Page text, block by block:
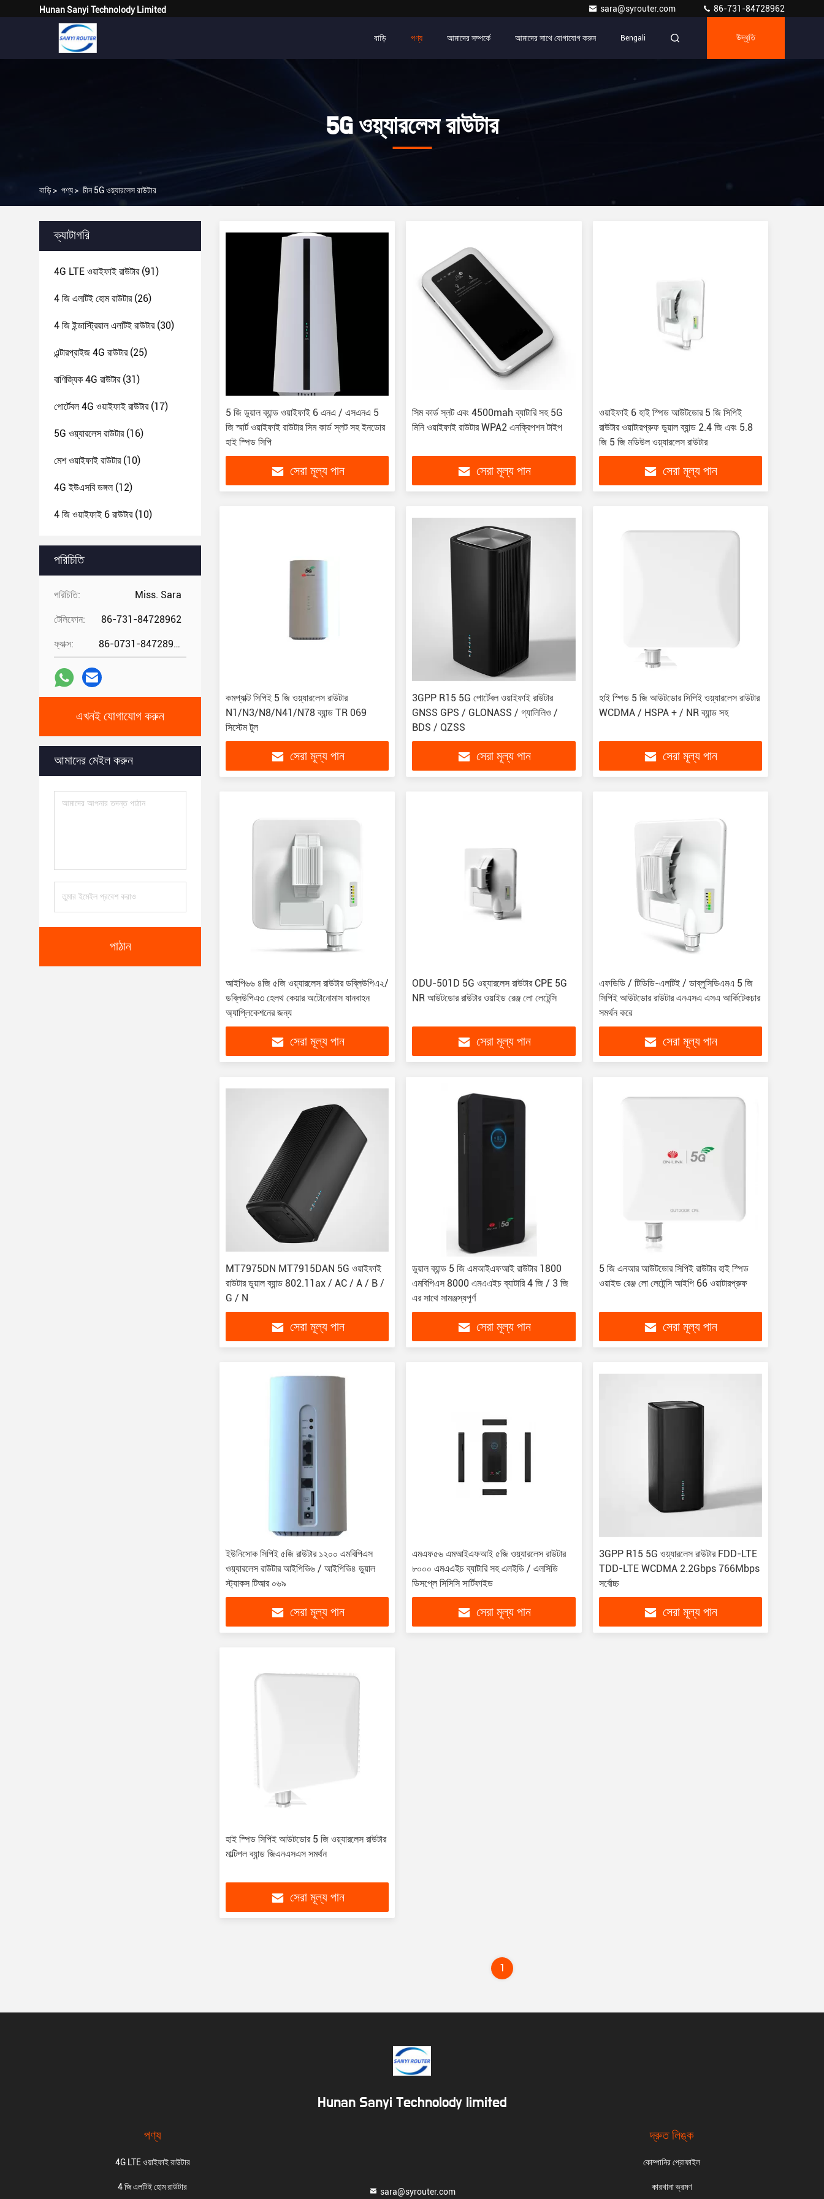
Hunan Sanyi Technolody Limited sara@syrouter.com 86-731-84728962
বাড়ি পণ্য আমাদের সম্পর্কে আমাদের সাথে যোগাযোগ করুন Bengali উদ্ধৃতি
5G ওয়্যারলেস রাউটার
বাড়ি> পণ্য> চীন 5G ওয়্যারলেস রাউটার
ক্যাটাগরি
4G LTE ওয়াইফাই রাউটার(91)
4 জি এলটিই হোম রাউটার(26)
4 জি ইন্ডাস্ট্রিয়াল এলটিই রাউটার(30)
এন্টারপ্রাইজ 4G রাউটার(25)
বাণিজ্যিক 4G রাউটার(31)
পোর্টেবল 4G ওয়াইফাই রাউটার(17)
5G ওয়্যারলেস রাউটার(16)
মেশ ওয়াইফাই রাউটার(10)
4G ইউএসবি ডঙ্গল(12)
4 জি ওয়াইফাই 6 রাউটার(10)
পরিচিতি
পরিচিতি: Miss. Sara
টেলিফোন: 86-731-84728962
ফ্যাক্স: 86-0731-84728962
এখনই যোগাযোগ করুন
আমাদের মেইল ​​করুন
পাঠান
5 জি ডুয়াল ব্যান্ড ওয়াইফাই 6 এনএ / এসএনএ 5
জি স্মার্ট ওয়াইফাই রাউটার সিম কার্ড স্লট সহ ইনডোর
হাই স্পিড সিপি
সেরা মূল্য পান
সিম কার্ড স্লট এবং 4500mah ব্যাটারি সহ 5G
মিনি ওয়াইফাই রাউটার WPA2 এনক্রিপশন টাইপ
সেরা মূল্য পান
ওয়াইফাই 6 হাই স্পিড আউটডোর 5 জি সিপিই
রাউটার ওয়াটারপ্রুফ ডুয়াল ব্যান্ড 2.4 জি এবং 5.8
জি 5 জি মডিউল ওয়্যারলেস রাউটার
সেরা মূল্য পান
কমপ্যাক্ট সিপিই 5 জি ওয়্যারলেস রাউটার
N1/N3/N8/N41/N78 ব্যান্ড TR 069
সিস্টেম টুল
সেরা মূল্য পান
3GPP R15 5G পোর্টেবল ওয়াইফাই রাউটার
GNSS GPS / GLONASS / গ্যালিলিও /
BDS / QZSS
সেরা মূল্য পান
হাই স্পিড 5 জি আউটডোর সিপিই ওয়্যারলেস রাউটার
WCDMA / HSPA + / NR ব্যান্ড সহ
সেরা মূল্য পান
আইপি৬৬ ৪জি ৫জি ওয়্যারলেস রাউটার ডব্লিউপিএ২/
ডব্লিউপিএ৩ হেলথ কেয়ার অটোনোমাস যানবাহন
অ্যাপ্লিকেশনের জন্য
সেরা মূল্য পান
ODU-501D 5G ওয়্যারলেস রাউটার CPE 5G
NR আউটডোর রাউটার ওয়াইড রেঞ্জ লো লেটেন্সি
সেরা মূল্য পান
এফডিডি / টিডিডি-এলটিই / ডাব্লুসিডিএমএ 5 জি
সিপিই আউটডোর রাউটার এনএসএ এসএ আর্কিটেকচার
সমর্থন করে
সেরা মূল্য পান
MT7975DN MT7915DAN 5G ওয়াইফাই
রাউটার ডুয়াল ব্যান্ড 802.11ax / AC / A / B /
G / N
সেরা মূল্য পান
ডুয়াল ব্যান্ড 5 জি এমআইএফআই রাউটার 1800
এমবিপিএস 8000 এমএএইচ ব্যাটারি 4 জি / 3 জি
এর সাথে সামঞ্জস্যপূর্ণ
সেরা মূল্য পান
5 জি এনআর আউটডোর সিপিই রাউটার হাই স্পিড
ওয়াইড রেঞ্জ লো লেটেন্সি আইপি 66 ওয়াটারপ্রুফ
সেরা মূল্য পান
ইউনিসোক সিপিই ৫জি রাউটার ১২০০ এমবিপিএস
ওয়্যারলেস রাউটার আইপিভি৬ / আইপিভি৪ ডুয়াল
স্ট্যাকস টিআর ০৬৯
সেরা মূল্য পান
এমএফ৫৬ এমআইএফআই ৫জি ওয়্যারলেস রাউটার
৮০০০ এমএএইচ ব্যাটারি সহ এলইডি / এলসিডি
ডিসপ্লে সিসিসি সার্টিফাইড
সেরা মূল্য পান
3GPP R15 5G ওয়্যারলেস রাউটার FDD-LTE
TDD-LTE WCDMA 2.2Gbps 766Mbps
সর্বোচ্চ
সেরা মূল্য পান
হাই স্পিড সিপিই আউটডোর 5 জি ওয়্যারলেস রাউটার
মাল্টিপল ব্যান্ড জিএনএসএস সমর্থন
সেরা মূল্য পান
1
Hunan Sanyi Technolody limited
পণ্য
4G LTE ওয়াইফাই রাউটার
4 জি এলটিই হোম রাউটার sara@syrouter.com
দ্রুত লিঙ্ক
কোম্পানির প্রোফাইল
কারখানা ভ্রমণ